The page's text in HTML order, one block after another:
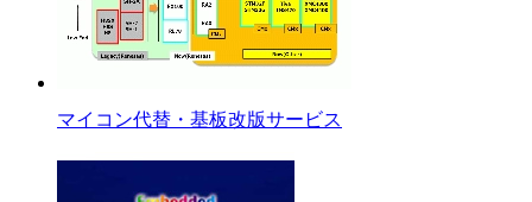
マイコン代替・基板改版サービス